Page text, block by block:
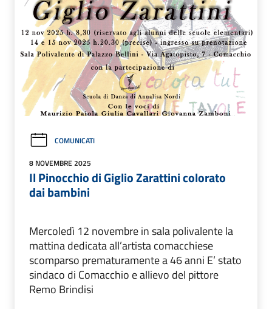
COMUNICATI
8 NOVEMBRE 2025
Il Pinocchio di Giglio Zarattini colorato
dai bambini
Mercoledì 12 novembre in sala polivalente la
mattina dedicata all’artista comacchiese
scomparso prematuramente a 46 anni E’ stato
sindaco di Comacchio e allievo del pittore
Remo Brindisi